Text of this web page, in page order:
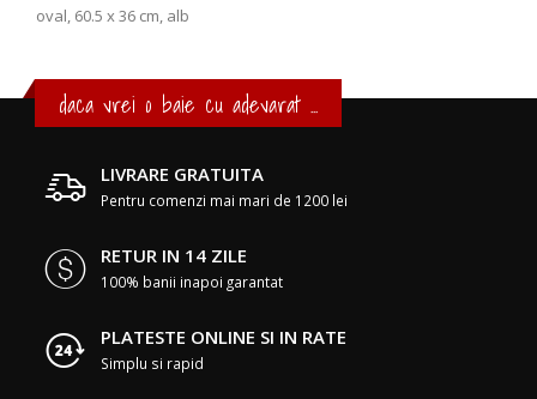
oval, 60.5 x 36 cm, alb
daca vrei o baie cu adevarat ...
LIVRARE GRATUITA
Pentru comenzi mai mari de 1200 lei
RETUR IN 14 ZILE
100% banii inapoi garantat
PLATESTE ONLINE SI IN RATE
Simplu si rapid